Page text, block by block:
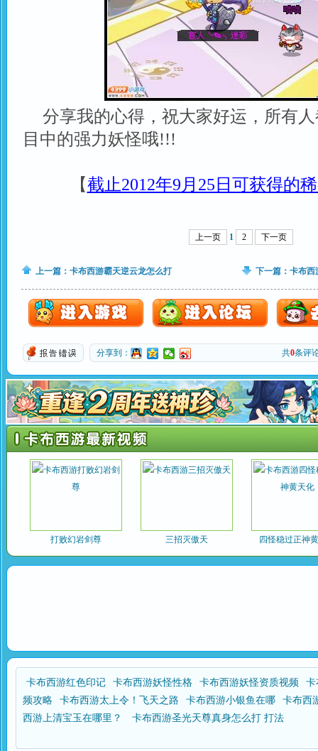
分享我的心得，祝大家好运，所有
目中的强力妖怪哦!!!
【截止2012年9月25日可获得的
上一页 1 2 下一页
上一篇： 卡布西游霸天逆云龙怎么打 下一篇： 卡布西
分享到： 共0条评
打败幻岩剑尊 三招灭傲天 四怪稳过正神
卡布西游红色印记 卡布西游妖怪性格 卡布西游妖怪资质视频
卡
频攻略
卡布西游太上令！飞天之路 卡布西游小银鱼在哪
卡布西
西游上清宝玉在哪里？
卡布西游圣光天尊真身怎么打 打法